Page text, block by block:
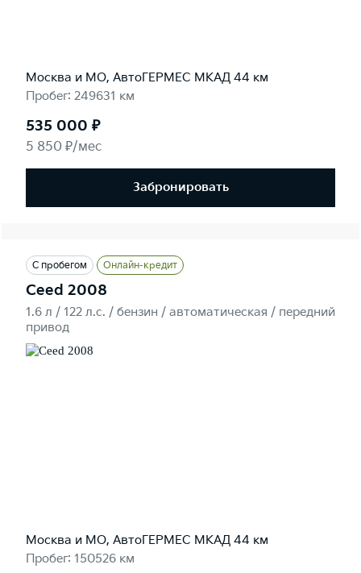
Москва и МО, АвтоГЕРМЕС МКАД 44 км
Пробег: 249631 км
535 000 ₽
5 850 ₽/мес
Забронировать
С пробегом Онлайн-кредит
Ceed 2008
1.6 л / 122 л.c. / бензин / автоматическая / передний
привод
Москва и МО, АвтоГЕРМЕС МКАД 44 км
Пробег: 150526 км